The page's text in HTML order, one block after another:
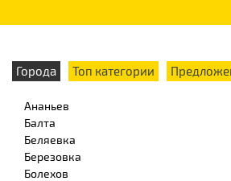
Города Топ категории
Ананьев
Балта
Беляевка
Березовка
Болехов